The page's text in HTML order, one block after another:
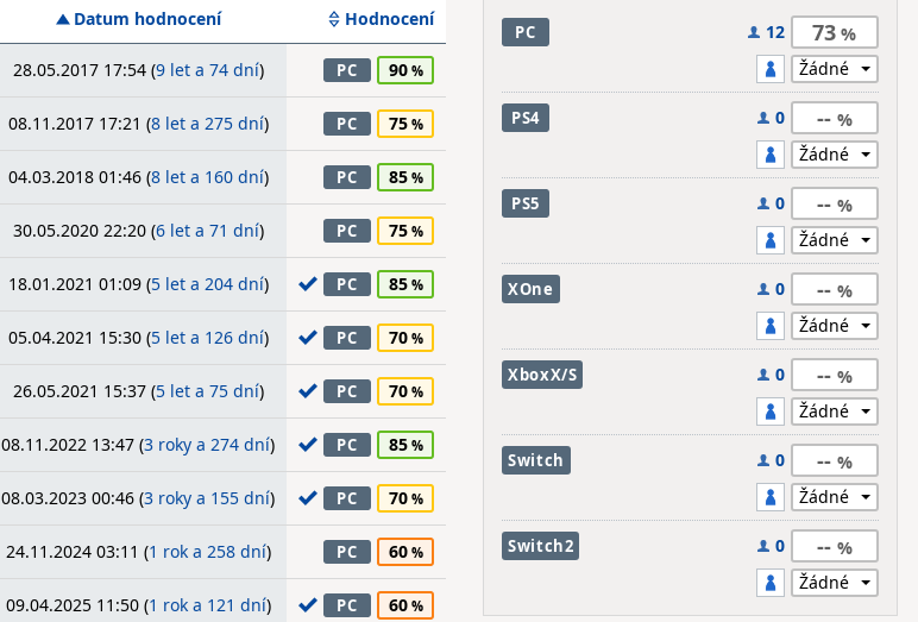
Datum hodnocení Hodnocení
28.05.2017 17:54 (9 let a 74 dní) PC 90
08.11.2017 17:21 (8 let a 275 dní) PC 75
04.03.2018 01:46 (8 let a 160 dní) PC 85
30.05.2020 22:20 (6 let a 71 dní) PC 75
18.01.2021 01:09 (5 let a 204 dní) PC 85
05.04.2021 15:30 (5 let a 126 dní) PC 70
26.05.2021 15:37 (5 let a 75 dní) PC 70
08.11.2022 13:47 (3 roky a 274 dní) PC 85
08.03.2023 00:46 (3 roky a 155 dní) PC 70
24.11.2024 03:11 (1 rok a 258 dní) PC 60
09.04.2025 11:50 (1 rok a 121 dní) PC 60
PC 12 73
PS4 0 --
PS5 0 --
XOne 0 --
XboxX/S 0 --
Switch 0 --
Switch2 0 --